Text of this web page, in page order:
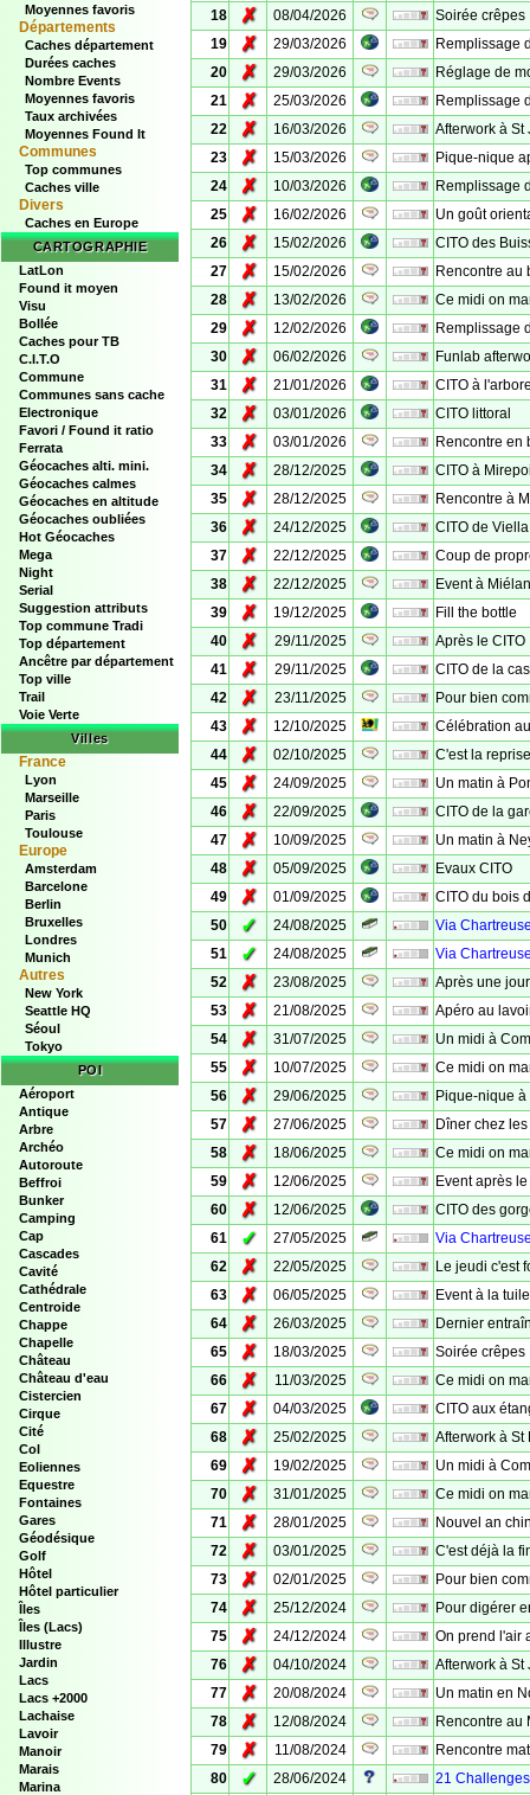
Moyennes favoris
Départements
Caches département
Durées caches
Nombre Events
Moyennes favoris
Taux archivées
Moyennes Found It
Communes
Top communes
Caches ville
Divers
Caches en Europe
CARTOGRAPHIE
LatLon
Found it moyen
Visu
Bollée
Caches pour TB
C.I.T.O
Commune
Communes sans cache
Electronique
Favori / Found it ratio
Ferrata
Géocaches alti. mini.
Géocaches calmes
Géocaches en altitude
Géocaches oubliées
Hot Géocaches
Mega
Night
Serial
Suggestion attributs
Top commune Tradi
Top département
Ancêtre par département
Top ville
Trail
Voie Verte
Villes
France
Lyon
Marseille
Paris
Toulouse
Europe
Amsterdam
Barcelone
Berlin
Bruxelles
Londres
Munich
Autres
New York
Seattle HQ
Séoul
Tokyo
POI
Aéroport
Antique
Arbre
Archéo
Autoroute
Beffroi
Bunker
Camping
Cap
Cascades
Cavité
Cathédrale
Centroide
Chappe
Chapelle
Château
Château d'eau
Cistercien
Cirque
Cité
Col
Eoliennes
Equestre
Fontaines
Gares
Géodésique
Golf
Hôtel
Hôtel particulier
Îles
Îles (Lacs)
Illustre
Jardin
Lacs
Lacs +2000
Lachaise
Lavoir
Manoir
Marais
Marina
18
✗ 08/04/2026
Soirée crêpes
19
✗ 29/03/2026
Remplissage
20
✗ 29/03/2026
Réglage de
21
✗ 25/03/2026
Remplissage
22
✗ 16/03/2026
Afterwork à St
23
✗ 15/03/2026
Pique-nique
24
✗ 10/03/2026
Remplissage
25
✗ 16/02/2026
Un goût
26
✗ 15/02/2026
CITO des
27
✗ 15/02/2026
Rencontre au
28
✗ 13/02/2026
Ce midi on
29
✗ 12/02/2026
Remplissage
30
✗ 06/02/2026
Funlab
31
✗ 21/01/2026
CITO à
32
✗ 03/01/2026
CITO littoral
33
✗ 03/01/2026
Rencontre en
34
✗ 28/12/2025
CITO à
35
✗ 28/12/2025
Rencontre à
36
✗ 24/12/2025
CITO de Viella
37
✗ 22/12/2025
Coup de
38
✗ 22/12/2025
Event à Miélan
39
✗ 19/12/2025
Fill the bottle
40
✗ 29/11/2025
Après le CITO
41
✗ 29/11/2025
CITO de la
42
✗ 23/11/2025
Pour bien
43
✗ 12/10/2025
Célébration
44
✗ 02/10/2025
C'est la
45
✗ 24/09/2025
Un matin à
46
✗ 22/09/2025
CITO de la
47
✗ 10/09/2025
Un matin à
48
✗ 05/09/2025
Evaux CITO
49
✗ 01/09/2025
CITO du bois
50
✓ 24/08/2025
Via
51
✓ 24/08/2025
Via
52
✗ 23/08/2025
Après une
53
✗ 21/08/2025
Apéro au
54
✗ 31/07/2025
Un midi à
55
✗ 10/07/2025
Ce midi on
56
✗ 29/06/2025
Pique-nique
57
✗ 27/06/2025
Dîner chez
58
✗ 18/06/2025
Ce midi on
59
✗ 12/06/2025
Event après
60
✗ 12/06/2025
CITO des
61
✓ 27/05/2025
Via
62
✗ 22/05/2025
Le jeudi c'est
63
✗ 06/05/2025
Event à la
64
✗ 26/03/2025
Dernier
65
✗ 18/03/2025
Soirée crêpes
66
✗ 11/03/2025
Ce midi on
67
✗ 04/03/2025
CITO aux
68
✗ 25/02/2025
Afterwork à St
69
✗ 19/02/2025
Un midi à
70
✗ 31/01/2025
Ce midi on
71
✗ 28/01/2025
Nouvel an
72
✗ 03/01/2025
C'est déjà la
73
✗ 02/01/2025
Pour bien
74
✗ 25/12/2024
Pour digérer
75
✗ 24/12/2024
On prend l'air
76
✗ 04/10/2024
Afterwork à St
77
✗ 20/08/2024
Un matin en
78
✗ 12/08/2024
Rencontre au
79
✗ 11/08/2024
Rencontre
80
✓ 28/06/2024
21